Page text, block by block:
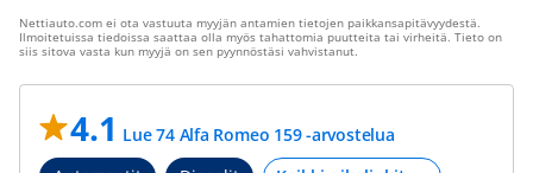
Nettiauto.com ei ota vastuuta myyjän antamien tietojen paikkansapitävyydestä.
Ilmoitetuissa tiedoissa saattaa olla myös tahattomia puutteita tai virheitä. Tieto on
siis sitova vasta kun myyjä on sen pyynnöstäsi vahvistanut.
4.1 Lue 74 Alfa Romeo 159 -arvostelua